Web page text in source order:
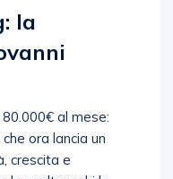
la
al mese:
ora lancia un
crescita e